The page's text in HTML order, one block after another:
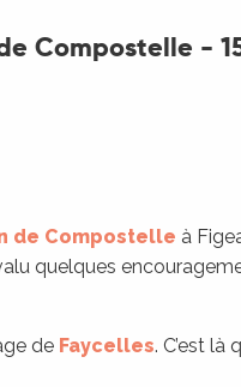
Compostelle -
de Compostelle à
quelques
de Faycelles. C’est là